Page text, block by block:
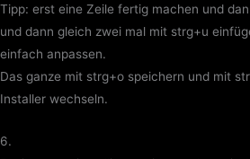
Tipp: erst eine Zeile fertig machen und
und dann gleich zwei mal mit strg+u
einfach anpassen.
Das ganze mit strg+o speichern und mit
Installer wechseln.
6.